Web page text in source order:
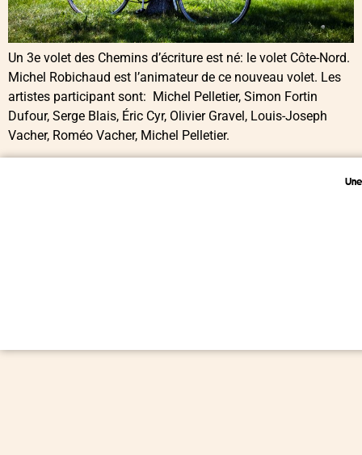
Un 3e volet des Chemins d’écriture est né: le volet Côte-Nord.
Michel Robichaud est l’animateur de ce nouveau volet. Les
artistes participant sont: Michel Pelletier, Simon Fortin
Dufour, Serge Blais, Éric Cyr, Olivier Gravel, Louis-Joseph
Vacher, Roméo Vacher, Michel Pelletier.